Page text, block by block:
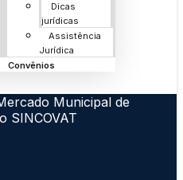
Dicas
jurídicas
Assistência
Jurídica
Convênios